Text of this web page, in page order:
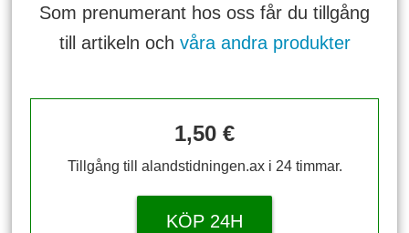
Som prenumerant hos oss får du tillgång
till artikeln och våra andra produkter
1,50 €
Tillgång till alandstidningen.ax i 24 timmar.
KÖP 24H